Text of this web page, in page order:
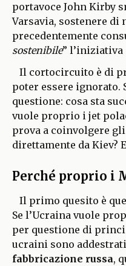
portavoce John Kirby
Varsavia, sostenere di
precedentemente
sostenibile” l’iniziativa
Il cortocircuito è di
poter essere ignorato.
questione: cosa sta
vuole proprio i jet
prova a coinvolgere gli
direttamente da Kiev?
Perché proprio i
Il primo quesito è
Se l’Ucraina vuole
per questione di
ucraini sono
fabbricazione russa,